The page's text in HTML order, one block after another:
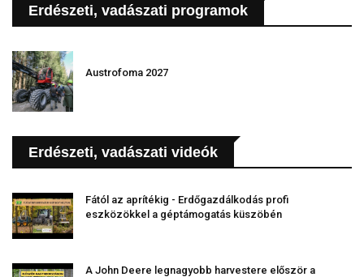
Erdészeti, vadászati programok
Austrofoma 2027
Erdészeti, vadászati videók
Fától az aprítékig - Erdőgazdálkodás profi
eszközökkel a géptámogatás küszöbén
A John Deere legnagyobb harvestere először a